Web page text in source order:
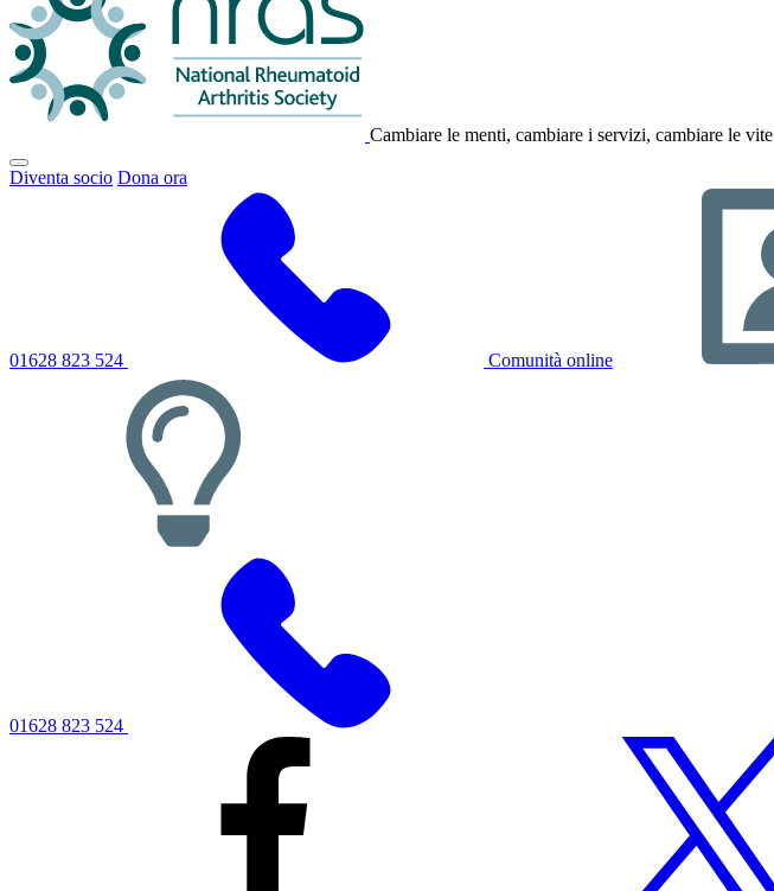
Cambiare le menti, cambiare i servizi, cambiare le vite
Fai
clic
Diventa socio Dona ora
01628 823 524 Comunità online
01628 823 524